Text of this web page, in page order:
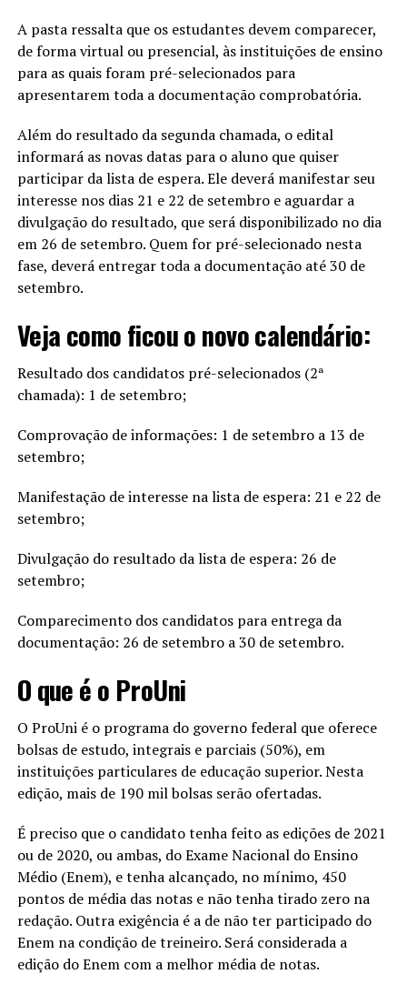
A pasta ressalta que os estudantes devem comparecer,
de forma virtual ou presencial, às instituições de ensino
para as quais foram pré-selecionados para
apresentarem toda a documentação comprobatória.
Além do resultado da segunda chamada, o edital
informará as novas datas para o aluno que quiser
participar da lista de espera. Ele deverá manifestar seu
interesse nos dias 21 e 22 de setembro e aguardar a
divulgação do resultado, que será disponibilizado no dia
em 26 de setembro. Quem for pré-selecionado nesta
fase, deverá entregar toda a documentação até 30 de
setembro.
Veja como ficou o novo calendário:
Resultado dos candidatos pré-selecionados (2ª
chamada): 1 de setembro;
Comprovação de informações: 1 de setembro a 13 de
setembro;
Manifestação de interesse na lista de espera: 21 e 22 de
setembro;
Divulgação do resultado da lista de espera: 26 de
setembro;
Comparecimento dos candidatos para entrega da
documentação: 26 de setembro a 30 de setembro.
O que é o ProUni
O ProUni é o programa do governo federal que oferece
bolsas de estudo, integrais e parciais (50%), em
instituições particulares de educação superior. Nesta
edição, mais de 190 mil bolsas serão ofertadas.
É preciso que o candidato tenha feito as edições de 2021
ou de 2020, ou ambas, do Exame Nacional do Ensino
Médio (Enem), e tenha alcançado, no mínimo, 450
pontos de média das notas e não tenha tirado zero na
redação. Outra exigência é a de não ter participado do
Enem na condição de treineiro. Será considerada a
edição do Enem com a melhor média de notas.